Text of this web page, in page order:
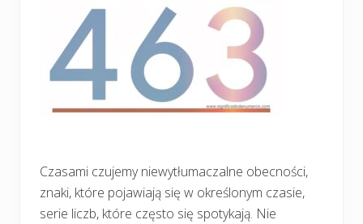
Czasami czujemy niewytłumaczalne obecności,
znaki, które pojawiają się w określonym czasie,
serie liczb, które często się spotykają. Nie